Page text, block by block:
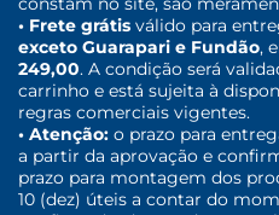
• Frete grátis válido para
exceto Guarapari e Fundão,
249,00. A condição será
carrinho e está sujeita à
regras comerciais vigentes.
• Atenção: o prazo para
a partir da aprovação e
prazo para montagem dos
10 (dez) úteis a contar do